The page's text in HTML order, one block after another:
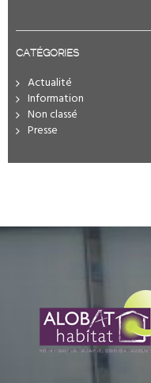
CATÉGORIES
Actualité
Information
Non classé
Presse